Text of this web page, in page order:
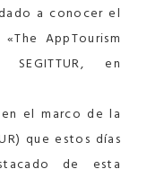
a conocer el
AppTourism
en
el marco de la
que estos días
de esta